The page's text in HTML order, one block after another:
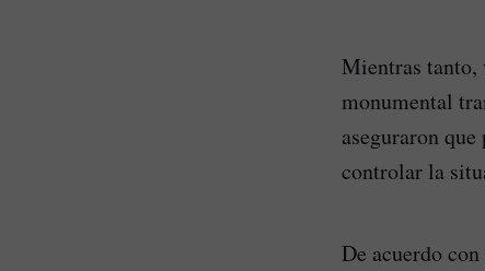
Mientras tanto,
monumental
aseguraron
controlar la
De acuerdo